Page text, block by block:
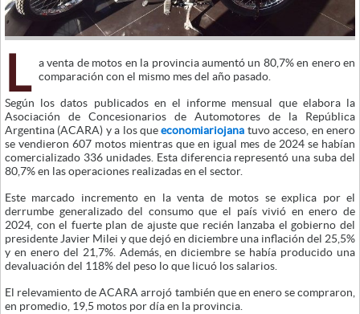
L
a venta de motos en la provincia aumentó un 80,7% en enero en
comparación con el mismo mes del año pasado.
Según los datos publicados en el informe mensual que elabora la
Asociación de Concesionarios de Automotores de la República
Argentina (ACARA) y a los queeconomiariojana tuvo acceso, en enero
se vendieron 607 motos mientras que en igual mes de 2024 se habían
comercializado 336 unidades. Esta diferencia representó una suba del
80,7% en las operaciones realizadas en el sector.
Este marcado incremento en la venta de motos se explica por el
derrumbe generalizado del consumo que el país vivió en enero de
2024, con el fuerte plan de ajuste que recién lanzaba el gobierno del
presidente Javier Milei y que dejó en diciembre una inflación del 25,5%
y en enero del 21,7%. Además, en diciembre se había producido una
devaluación del 118% del peso lo que licuó los salarios.
El relevamiento de ACARA arrojó también que en enero se compraron,
en promedio, 19,5 motos por día en la provincia.